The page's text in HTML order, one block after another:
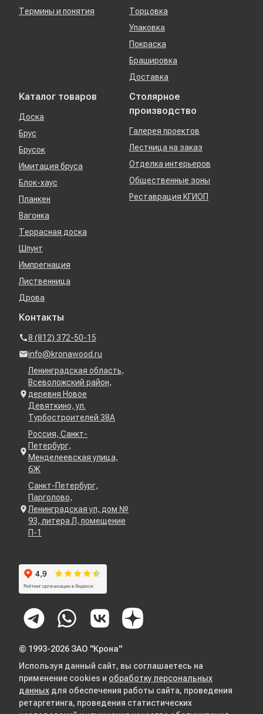
Термины и понятия
Торцовка
Упаковка
Покраска
Брашировка
Доставка
Каталог товаров
Доска
Брус
Брусок
Имитация бруса
Блок-хаус
Планкен
Вагонка
Террасная доска
Шпунт
Импрегнация
Лиственница
Дрова
Столярное
производство
Галерея проектов
Лестница на заказ
Отделка интерьеров
Общественные зоны
Реставрация КГИОП
Контакты
8 (812) 372-50-15
info@kronawood.ru
Ленинградская область,
Всеволожский район,
деревня Новое
Девяткино, ул.
Турбостроителей 38А
Россия, Санкт-
Петербург,
Менделеевская улица,
6Ж
Санкт-Петербург,
Парголово,
Ленинградская ул, дом №
93, литера Л, помещение
П-1
© 1993-2026 ЗАО "Крона"
Используя данный сайт, вы соглашаетесь на
применение cookies и обработку персональных
данных для обеспечения работы сайта, проведения
ретаргетинга, проведения статистических